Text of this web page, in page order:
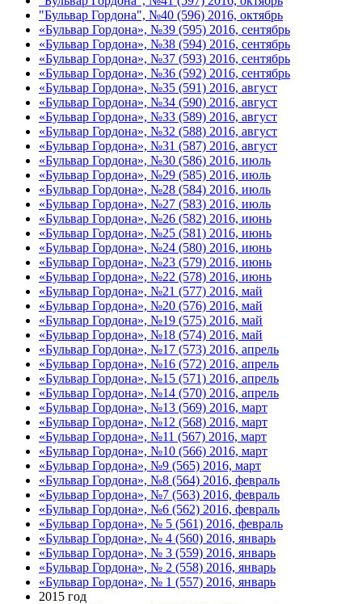
"Бульвар Гордона", №40 (596) 2016, октябрь
«Бульвар Гордона», №39 (595) 2016, сентябрь
«Бульвар Гордона», №38 (594) 2016, сентябрь
«Бульвар Гордона», №37 (593) 2016, сентябрь
«Бульвар Гордона», №36 (592) 2016, сентябрь
«Бульвар Гордона», №35 (591) 2016, август
«Бульвар Гордона», №34 (590) 2016, август
«Бульвар Гордона», №33 (589) 2016, август
«Бульвар Гордона», №32 (588) 2016, август
«Бульвар Гордона», №31 (587) 2016, август
«Бульвар Гордона», №30 (586) 2016, июль
«Бульвар Гордона», №29 (585) 2016, июль
«Бульвар Гордона», №28 (584) 2016, июль
«Бульвар Гордона», №27 (583) 2016, июль
«Бульвар Гордона», №26 (582) 2016, июнь
«Бульвар Гордона», №25 (581) 2016, июнь
«Бульвар Гордона», №24 (580) 2016, июнь
«Бульвар Гордона», №23 (579) 2016, июнь
«Бульвар Гордона», №22 (578) 2016, июнь
«Бульвар Гордона», №21 (577) 2016, май
«Бульвар Гордона», №20 (576) 2016, май
«Бульвар Гордона», №19 (575) 2016, май
«Бульвар Гордона», №18 (574) 2016, май
«Бульвар Гордона», №17 (573) 2016, апрель
«Бульвар Гордона», №16 (572) 2016, апрель
«Бульвар Гордона», №15 (571) 2016, апрель
«Бульвар Гордона», №14 (570) 2016, апрель
«Бульвар Гордона», №13 (569) 2016, март
«Бульвар Гордона», №12 (568) 2016, март
«Бульвар Гордона», №11 (567) 2016, март
«Бульвар Гордона», №10 (566) 2016, март
«Бульвар Гордона», №9 (565) 2016, март
«Бульвар Гордона», №8 (564) 2016, февраль
«Бульвар Гордона», №7 (563) 2016, февраль
«Бульвар Гордона», №6 (562) 2016, февраль
«Бульвар Гордона», № 5 (561) 2016, февраль
«Бульвар Гордона», № 4 (560) 2016, январь
«Бульвар Гордона», № 3 (559) 2016, январь
«Бульвар Гордона», № 2 (558) 2016, январь
«Бульвар Гордона», № 1 (557) 2016, январь
2015 год